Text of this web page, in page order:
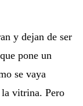
y dejan de ser
pone un
se vaya
la vitrina. Pero